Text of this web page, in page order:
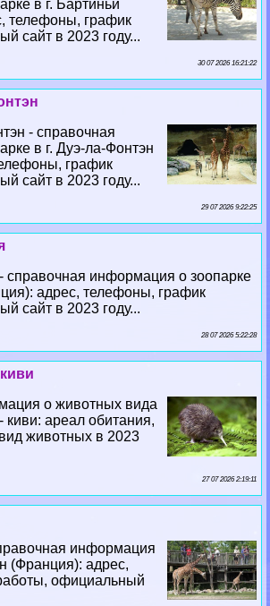
в г. Бартиньи
телефоны, график
сайт в 2023 году...
30 07 2026 16:21:22
- справочная
в г. Дуэ-ла-Фонтэн
график
сайт в 2023 году...
29 07 2026 9:22:25
справочная информация о зоопарке
адрес, телефоны, график
сайт в 2023 году...
28 07 2026 5:22:28
о животных вида
киви: ареал обитания,
животных в 2023
27 07 2026 2:19:11
информация
(Франция): адрес,
официальный